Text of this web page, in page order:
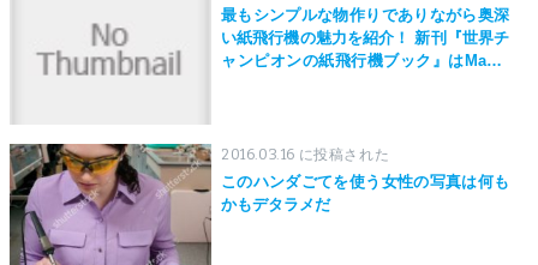
最もシンプルな物作りでありながら奥深
い紙飛行機の魅力を紹介！ 新刊『世界チ
ャンピオンの紙飛行機ブック』はMaker
2016.03.16 に投稿された
このハンダごてを使う女性の写真は何も
かもデタラメだ